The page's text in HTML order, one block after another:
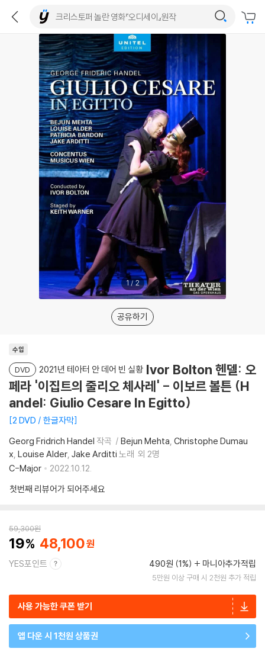
1/2
공유하기
수입
DVD 2021년 테아터 안 데어 빈 실황 Ivor Bolton 헨델: 오
페라 '이집트의 줄리오 체사레' - 이보르 볼튼 (H
andel: Giulio Cesare In Egitto)
2 DVD / 한글자막
Georg Fridrich Handel 작곡 Bejun Mehta Christophe Dumau
x Louise Alder Jake Arditti 노래 외 2명
C-Major
2022.10.12.
첫번째 리뷰어가 되어주세요
59,300원
19 48,100
YES포인트 490원 (1%) 마니아추가적립
5만원 이상 구매 시 2천원 추가 적립
사용 가능한 쿠폰 받기
앱 다운 시 1천원 상품권